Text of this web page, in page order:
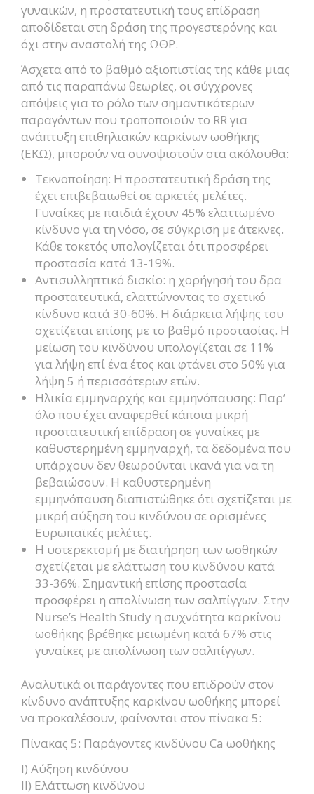
γυναικών, η προστατευτική τους επίδραση
αποδίδεται στη δράση της προγεστερόνης και
όχι στην αναστολή της ΩΘΡ.
Άσχετα από το βαθμό αξιοπιστίας της κάθε μιας
από τις παραπάνω θεωρίες, οι σύγχρονες
απόψεις για το ρόλο των σημαντικότερων
παραγόντων που τροποποιούν το RR για
ανάπτυξη επιθηλιακών καρκίνων ωοθήκης
(ΕΚΩ), μπορούν να συνοψιστούν στα ακόλουθα:
Τεκνοποίηση: Η προστατευτική δράση της
έχει επιβεβαιωθεί σε αρκετές μελέτες.
Γυναίκες με παιδιά έχουν 45% ελαττωμένο
κίνδυνο για τη νόσο, σε σύγκριση με άτεκνες.
Κάθε τοκετός υπολογίζεται ότι προσφέρει
προστασία κατά 13-19%.
Αντισυλληπτικό δισκίο: η χορήγησή του δρα
προστατευτικά, ελαττώνοντας το σχετικό
κίνδυνο κατά 30-60%. Η διάρκεια λήψης του
σχετίζεται επίσης με το βαθμό προστασίας. Η
μείωση του κινδύνου υπολογίζεται σε 11%
για λήψη επί ένα έτος και φτάνει στο 50% για
λήψη 5 ή περισσότερων ετών.
Ηλικία εμμηναρχής και εμμηνόπαυσης: Παρ’
όλο που έχει αναφερθεί κάποια μικρή
προστατευτική επίδραση σε γυναίκες με
καθυστερημένη εμμηναρχή, τα δεδομένα που
υπάρχουν δεν θεωρούνται ικανά για να τη
βεβαιώσουν. Η καθυστερημένη
εμμηνόπαυση διαπιστώθηκε ότι σχετίζεται με
μικρή αύξηση του κινδύνου σε ορισμένες
Ευρωπαϊκές μελέτες.
Η υστερεκτομή με διατήρηση των ωοθηκών
σχετίζεται με ελάττωση του κινδύνου κατά
33-36%. Σημαντική επίσης προστασία
προσφέρει η απολίνωση των σαλπίγγων. Στην
Nurse’s Health Study η συχνότητα καρκίνου
ωοθήκης βρέθηκε μειωμένη κατά 67% στις
γυναίκες με απολίνωση των σαλπίγγων.
Αναλυτικά οι παράγοντες που επιδρούν στον
κίνδυνο ανάπτυξης καρκίνου ωοθήκης μπορεί
να προκαλέσουν, φαίνονται στον πίνακα 5:
Πίνακας 5: Παράγοντες κινδύνου Ca ωοθήκης
Ι) Αύξηση κινδύνου
ΙΙ) Ελάττωση κινδύνου